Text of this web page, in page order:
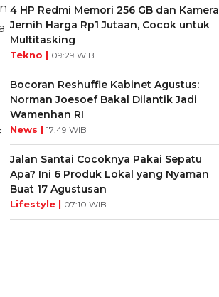
4 HP Redmi Memori 256 GB dan Kamera
Jernih Harga Rp1 Jutaan, Cocok untuk
Multitasking
Tekno | 09:29 WIB
Bocoran Reshuffle Kabinet Agustus:
Norman Joesoef Bakal Dilantik Jadi
Wamenhan RI
News | 17:49 WIB
Jalan Santai Cocoknya Pakai Sepatu
Apa? Ini 6 Produk Lokal yang Nyaman
Buat 17 Agustusan
Lifestyle | 07:10 WIB